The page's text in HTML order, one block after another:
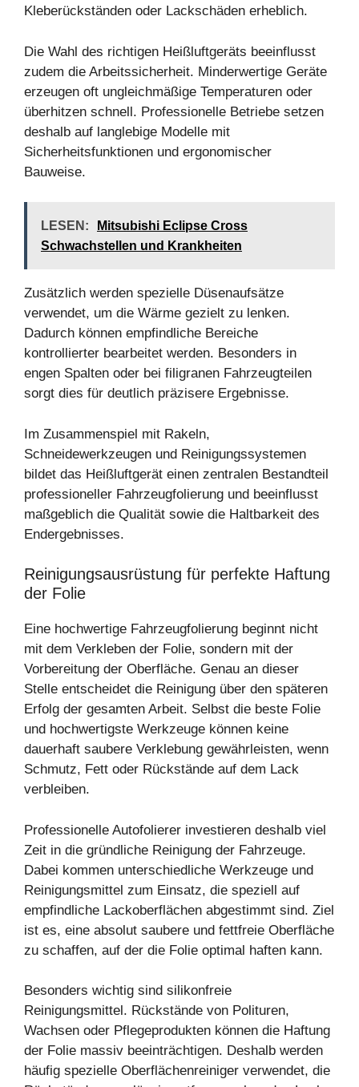
Kleberückständen oder Lackschäden erheblich.
Die Wahl des richtigen Heißluftgeräts beeinflusst
zudem die Arbeitssicherheit. Minderwertige Geräte
erzeugen oft ungleichmäßige Temperaturen oder
überhitzen schnell. Professionelle Betriebe setzen
deshalb auf langlebige Modelle mit
Sicherheitsfunktionen und ergonomischer
Bauweise.
LESEN:
Mitsubishi Eclipse Cross
Schwachstellen und Krankheiten
Zusätzlich werden spezielle Düsenaufsätze
verwendet, um die Wärme gezielt zu lenken.
Dadurch können empfindliche Bereiche
kontrollierter bearbeitet werden. Besonders in
engen Spalten oder bei filigranen Fahrzeugteilen
sorgt dies für deutlich präzisere Ergebnisse.
Im Zusammenspiel mit Rakeln,
Schneidewerkzeugen und Reinigungssystemen
bildet das Heißluftgerät einen zentralen Bestandteil
professioneller Fahrzeugfolierung und beeinflusst
maßgeblich die Qualität sowie die Haltbarkeit des
Endergebnisses.
Reinigungsausrüstung für perfekte Haftung
der Folie
Eine hochwertige Fahrzeugfolierung beginnt nicht
mit dem Verkleben der Folie, sondern mit der
Vorbereitung der Oberfläche. Genau an dieser
Stelle entscheidet die Reinigung über den späteren
Erfolg der gesamten Arbeit. Selbst die beste Folie
und hochwertigste Werkzeuge können keine
dauerhaft saubere Verklebung gewährleisten, wenn
Schmutz, Fett oder Rückstände auf dem Lack
verbleiben.
Professionelle Autofolierer investieren deshalb viel
Zeit in die gründliche Reinigung der Fahrzeuge.
Dabei kommen unterschiedliche Werkzeuge und
Reinigungsmittel zum Einsatz, die speziell auf
empfindliche Lackoberflächen abgestimmt sind. Ziel
ist es, eine absolut saubere und fettfreie Oberfläche
zu schaffen, auf der die Folie optimal haften kann.
Besonders wichtig sind silikonfreie
Reinigungsmittel. Rückstände von Polituren,
Wachsen oder Pflegeprodukten können die Haftung
der Folie massiv beeinträchtigen. Deshalb werden
häufig spezielle Oberflächenreiniger verwendet, die